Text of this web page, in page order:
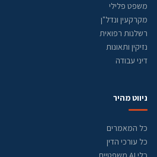
משפט פלילי
מקרקעין ונדל"ן
רשלנות רפואית
נזיקין ותאונות
דיני עבודה
ניווט מהיר
כל המאמרים
כל עורכי הדין